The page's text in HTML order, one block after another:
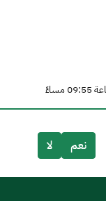
نعم لا